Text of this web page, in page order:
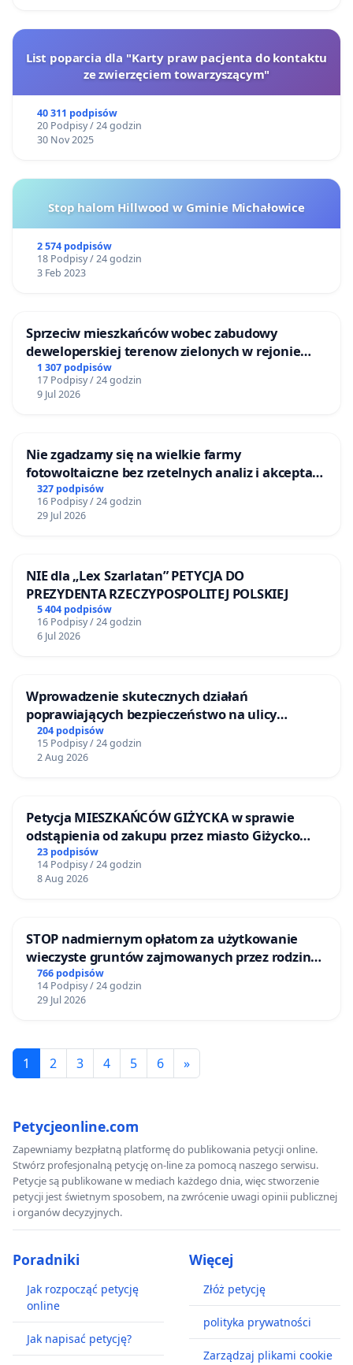
List poparcia dla "Karty praw pacjenta do kontaktu
ze zwierzęciem towarzyszącym"
40 311 podpisów
20 Podpisy / 24 godzin
30 Nov 2025
Stop halom Hillwood w Gminie Michałowice
2 574 podpisów
18 Podpisy / 24 godzin
3 Feb 2023
Sprzeciw mieszkańców wobec zabudowy
deweloperskiej terenow zielonych w rejonie
Bulwarów Straceńskich w Bielsku-Białej
1 307 podpisów
17 Podpisy / 24 godzin
9 Jul 2026
Nie zgadzamy się na wielkie farmy
fotowoltaiczne bez rzetelnych analiz i akceptacji
mieszkańców
327 podpisów
16 Podpisy / 24 godzin
29 Jul 2026
NIE dla „Lex Szarlatan” PETYCJA DO
PREZYDENTA RZECZYPOSPOLITEJ POLSKIEJ
5 404 podpisów
16 Podpisy / 24 godzin
6 Jul 2026
Wprowadzenie skutecznych działań
poprawiających bezpieczeństwo na ulicy
Żeromskiego w Otwocku
204 podpisów
15 Podpisy / 24 godzin
2 Aug 2026
Petycja MIESZKAŃCÓW GIŻYCKA w sprawie
odstąpienia od zakupu przez miasto Giżycko
nieruchomości położonej nad jeziorem Niegocin
23 podpisów
14 Podpisy / 24 godzin
8 Aug 2026
STOP nadmiernym opłatom za użytkowanie
wieczyste gruntów zajmowanych przez rodzinne
ogrody działkowe.
766 podpisów
14 Podpisy / 24 godzin
29 Jul 2026
1 2 3 4 5 6 »
Petycjeonline.com
Zapewniamy bezpłatną platformę do publikowania petycji online.
Stwórz profesjonalną petycję on-line za pomocą naszego serwisu.
Petycje są publikowane w mediach każdego dnia, więc stworzenie
petycji jest świetnym sposobem, na zwrócenie uwagi opinii publicznej
i organów decyzyjnych.
Poradniki
Jak rozpocząć petycję
online
Jak napisać petycję?
Więcej
Złóż petycję
polityka prywatności
Zarządzaj plikami cookie